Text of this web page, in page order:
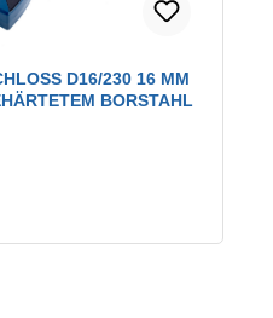
D16/230 16 MM
BORSTAHL